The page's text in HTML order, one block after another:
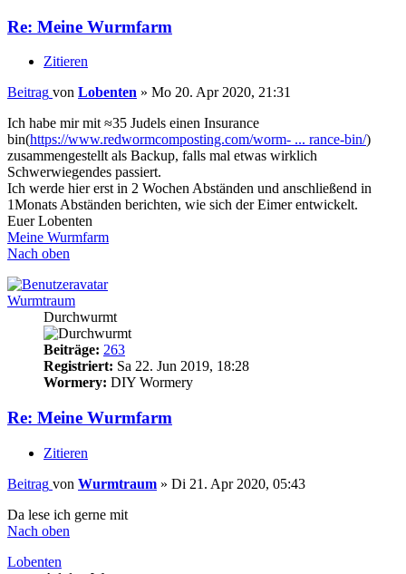
Re: Meine Wurmfarm
Zitieren
Beitrag von Lobenten » Mo 20. Apr 2020, 21:31
Ich habe mir mit ≈35 Judels einen Insurance
bin(https://www.redwormcomposting.com/worm- ... rance-bin/)
zusammengestellt als Backup, falls mal etwas wirklich
Schwerwiegendes passiert.
Ich werde hier erst in 2 Wochen Abständen und anschließend in
1Monats Abständen berichten, wie sich der Eimer entwickelt.
Euer Lobenten
Meine Wurmfarm
Nach oben
Wurmtraum
Durchwurmt
Beiträge: 263
Registriert: Sa 22. Jun 2019, 18:28
Wormery: DIY Wormery
Re: Meine Wurmfarm
Zitieren
Beitrag von Wurmtraum » Di 21. Apr 2020, 05:43
Da lese ich gerne mit
Nach oben
Lobenten